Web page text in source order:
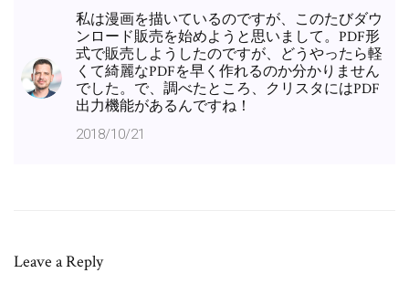
私は漫画を描いているのですが、このたびダウ
ンロード販売を始めようと思いまして。PDF形
式で販売しようしたのですが、どうやったら軽
くて綺麗なPDFを早く作れるのか分かりません
でした。で、調べたところ、クリスタにはPDF
出力機能があるんですね！
2018/10/21
Leave a Reply